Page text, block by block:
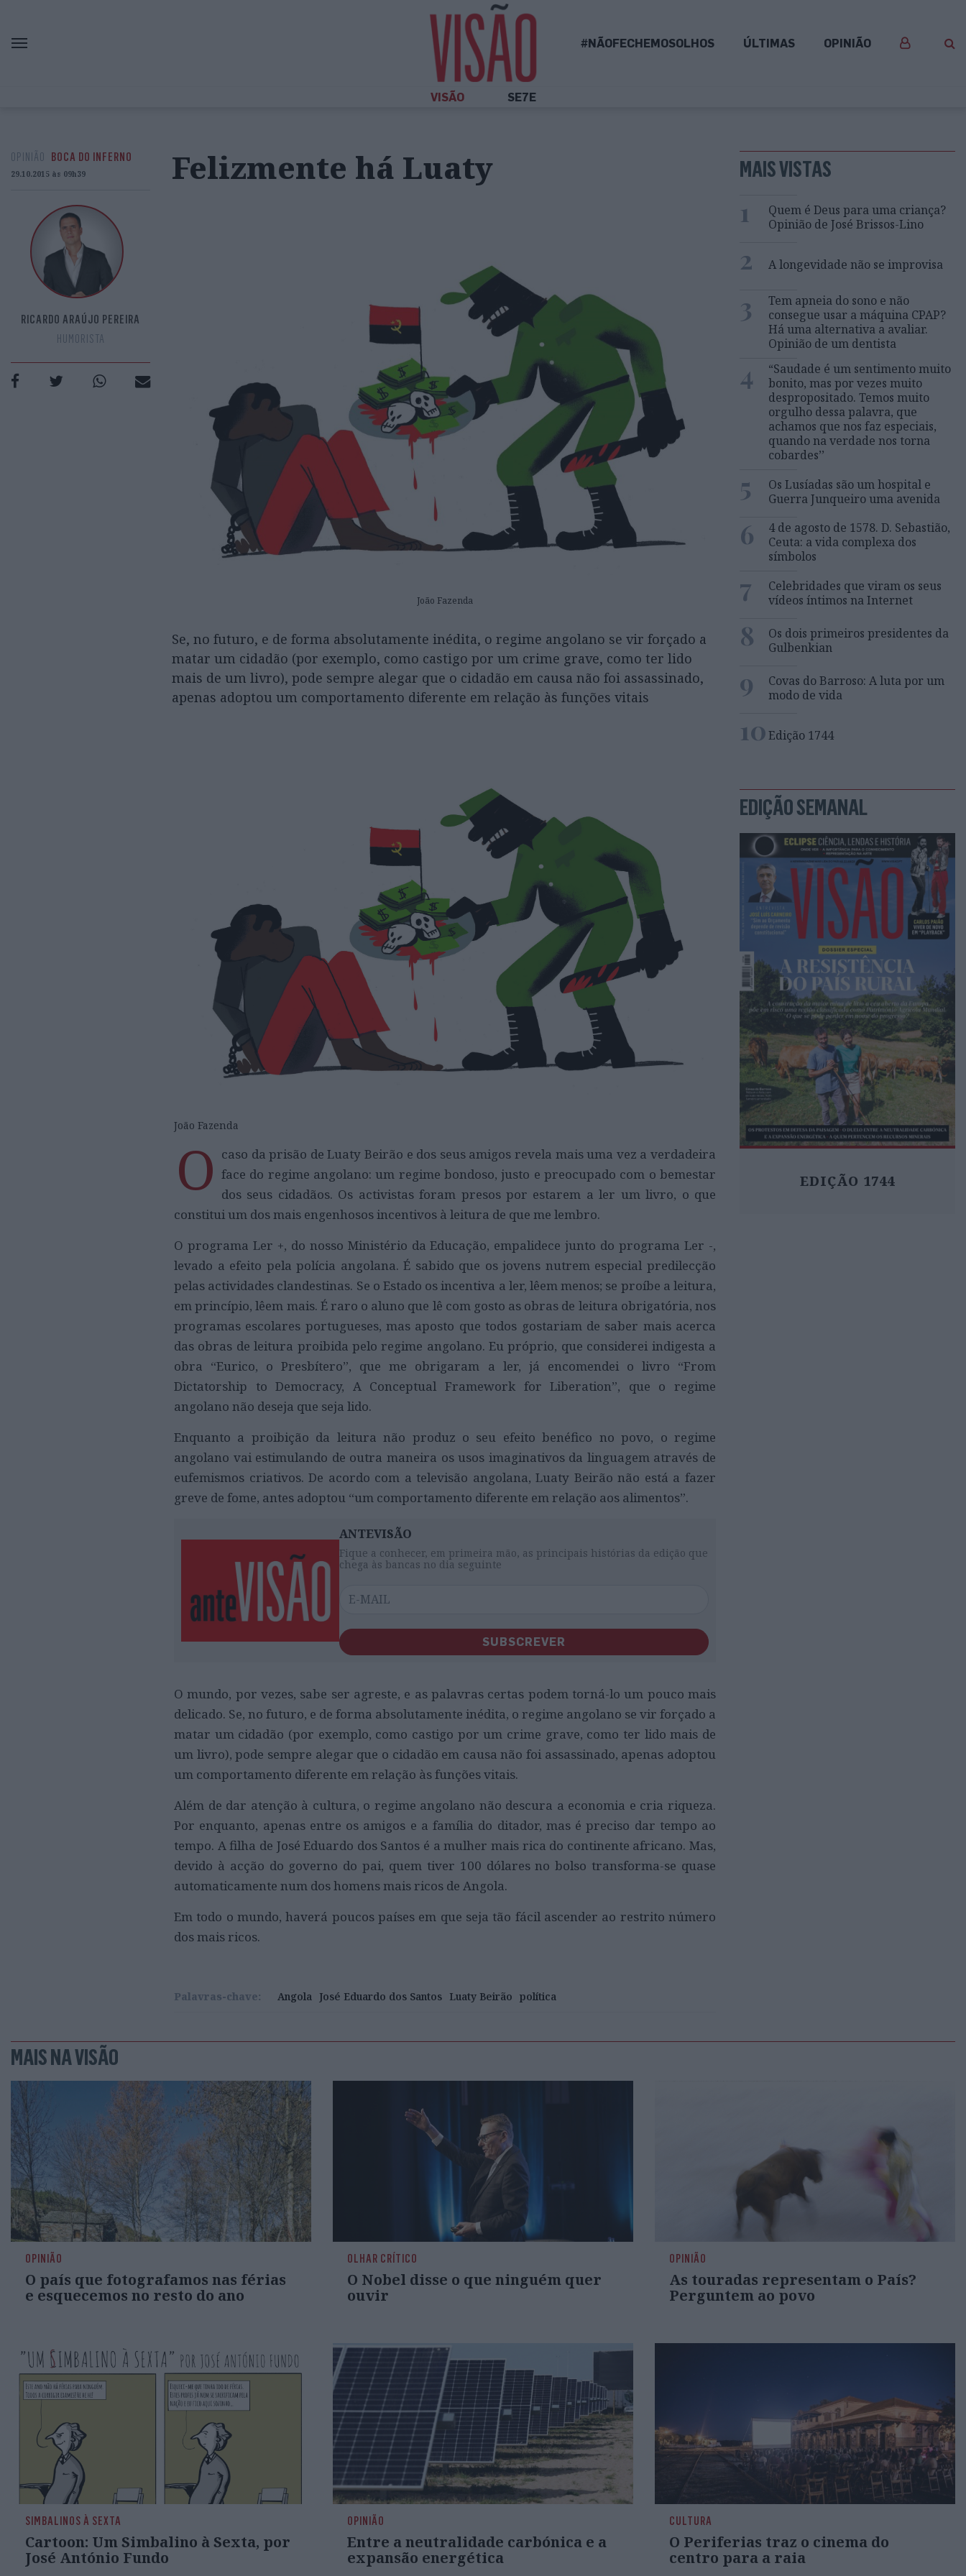
#NÃOFECHEMOSOLHOS ÚLTIMAS OPINIÃO
VISÃO SE7E
OPINIÃO BOCA DO INFERNO
29.10.2015 às 09h39
RICARDO ARAÚJO PEREIRA
HUMORISTA
Felizmente há Luaty
João Fazenda
Se, no futuro, e de forma absolutamente inédita, o regime angolano se vir forçado a
matar um cidadão (por exemplo, como castigo por um crime grave, como ter lido
mais de um livro), pode sempre alegar que o cidadão em causa não foi assassinado,
apenas adoptou um comportamento diferente em relação às funções vitais
João Fazenda
O caso da prisão de Luaty Beirão e dos seus amigos revela mais uma vez a verdadeira
face do regime angolano: um regime bondoso, justo e preocupado com o bemestar
dos seus cidadãos. Os activistas foram presos por estarem a ler um livro, o que
constitui um dos mais engenhosos incentivos à leitura de que me lembro.
O programa Ler +, do nosso Ministério da Educação, empalidece junto do programa Ler -,
levado a efeito pela polícia angolana. É sabido que os jovens nutrem especial predilecção
pelas actividades clandestinas. Se o Estado os incentiva a ler, lêem menos; se proíbe a leitura,
em princípio, lêem mais. É raro o aluno que lê com gosto as obras de leitura obrigatória, nos
programas escolares portugueses, mas aposto que todos gostariam de saber mais acerca
das obras de leitura proibida pelo regime angolano. Eu próprio, que considerei indigesta a
obra “Eurico, o Presbítero”, que me obrigaram a ler, já encomendei o livro “From
Dictatorship to Democracy, A Conceptual Framework for Liberation”, que o regime
angolano não deseja que seja lido.
Enquanto a proibição da leitura não produz o seu efeito benéfico no povo, o regime
angolano vai estimulando de outra maneira os usos imaginativos da linguagem através de
eufemismos criativos. De acordo com a televisão angolana, Luaty Beirão não está a fazer
greve de fome, antes adoptou “um comportamento diferente em relação aos alimentos”.
ANTEVISÃO
Fique a conhecer, em primeira mão, as principais histórias da edição que
chega às bancas no dia seguinte
SUBSCREVER
O mundo, por vezes, sabe ser agreste, e as palavras certas podem torná-lo um pouco mais
delicado. Se, no futuro, e de forma absolutamente inédita, o regime angolano se vir forçado a
matar um cidadão (por exemplo, como castigo por um crime grave, como ter lido mais de
um livro), pode sempre alegar que o cidadão em causa não foi assassinado, apenas adoptou
um comportamento diferente em relação às funções vitais.
Além de dar atenção à cultura, o regime angolano não descura a economia e cria riqueza.
Por enquanto, apenas entre os amigos e a família do ditador, mas é preciso dar tempo ao
tempo. A filha de José Eduardo dos Santos é a mulher mais rica do continente africano. Mas,
devido à acção do governo do pai, quem tiver 100 dólares no bolso transforma-se quase
automaticamente num dos homens mais ricos de Angola.
Em todo o mundo, haverá poucos países em que seja tão fácil ascender ao restrito número
dos mais ricos.
Palavras-chave: Angola José Eduardo dos Santos Luaty Beirão política
MAIS VISTAS
1
Quem é Deus para uma criança?
Opinião de José Brissos-Lino
2 A longevidade não se improvisa
3
Tem apneia do sono e não
consegue usar a máquina CPAP?
Há uma alternativa a avaliar.
Opinião de um dentista
4
“Saudade é um sentimento muito
bonito, mas por vezes muito
despropositado. Temos muito
orgulho dessa palavra, que
achamos que nos faz especiais,
quando na verdade nos torna
cobardes’’
5
Os Lusíadas são um hospital e
Guerra Junqueiro uma avenida
6
4 de agosto de 1578. D. Sebastião,
Ceuta: a vida complexa dos
símbolos
7
Celebridades que viram os seus
vídeos íntimos na Internet
8
Os dois primeiros presidentes da
Gulbenkian
9
Covas do Barroso: A luta por um
modo de vida
10Edição 1744
EDIÇÃO SEMANAL
EDIÇÃO 1744
MAIS NA VISÃO
OPINIÃO
O país que fotografamos nas férias
e esquecemos no resto do ano
OLHAR CRÍTICO
O Nobel disse o que ninguém quer
ouvir
OPINIÃO
As touradas representam o País?
Perguntem ao povo
SIMBALINOS À SEXTA
Cartoon: Um Simbalino à Sexta, por
José António Fundo
OPINIÃO
Entre a neutralidade carbónica e a
expansão energética
CULTURA
O Periferias traz o cinema do
centro para a raia